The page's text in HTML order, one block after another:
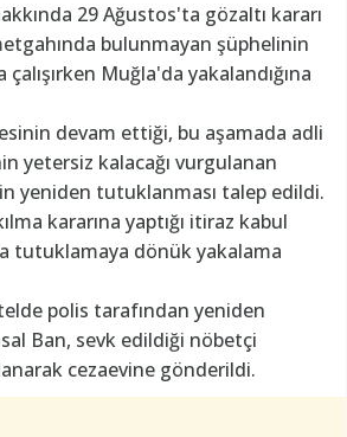
29 Ağustos'ta gözaltı kararı
bulunmayan şüphelinin
çalışırken Muğla'da yakalandığına
devam ettiği, bu aşamada adli
yetersiz kalacağı vurgulanan
yeniden tutuklanması talep edildi.
kararına yaptığı itiraz kabul
tutuklamaya dönük yakalama
polis tarafından yeniden
Ban, sevk edildiği nöbetçi
cezaevine gönderildi.